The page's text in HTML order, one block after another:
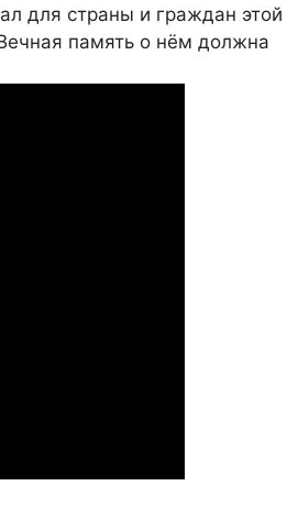
для страны и граждан этой
память о нём должна